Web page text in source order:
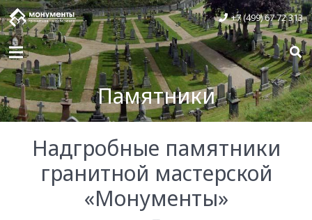
+7 (499) 67 72 313
Памятники
Надгробные памятники
гранитной мастерской
«Монументы»